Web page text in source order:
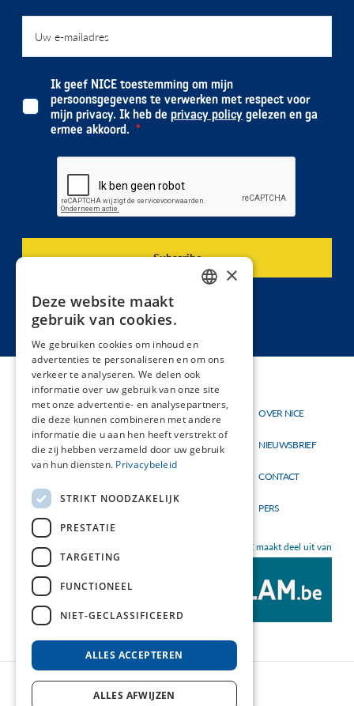
Ik geef NICE toestemming om mijn
persoonsgegevens te verwerken met respect voor
mijn privacy. Ik heb de privacy policy gelezen en ga
ermee akkoord.
Hoofdnavigatie
Thema's
Materialen
Nieuw
Topmenu
OVER NICE
NIEUWSBRIEF
CONTACT
PERS
NICE maakt deel uit van
×
Deze website maakt
gebruik van cookies.
We gebruiken cookies om inhoud en
advertenties te personaliseren en om ons
verkeer te analyseren. We delen ook
informatie over uw gebruik van onze site
met onze advertentie- en analysepartners,
die deze kunnen combineren met andere
informatie die u aan hen heeft verstrekt of
die zij hebben verzameld door uw gebruik
van hun diensten. Privacybeleid
STRIKT NOODZAKELIJK
PRESTATIE
TARGETING
FUNCTIONEEL
NIET-GECLASSIFICEERD
ALLES ACCEPTEREN
ALLES AFWIJZEN